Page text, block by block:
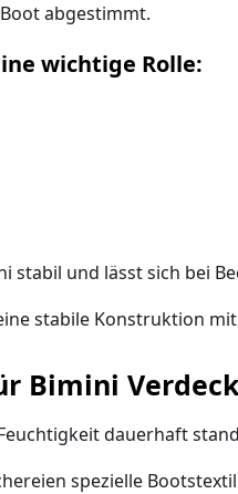
abgestimmt.
wichtige Rolle:
stabil und lässt sich bei
stabile Konstruktion
Bimini
dauerhaft
spezielle